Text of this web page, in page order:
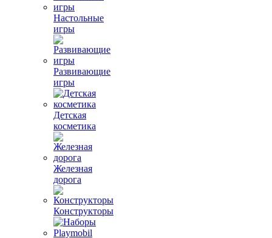
Настольные
игры
Развивающие
игры
Детская
косметика
Железная
дорога
Конструкторы